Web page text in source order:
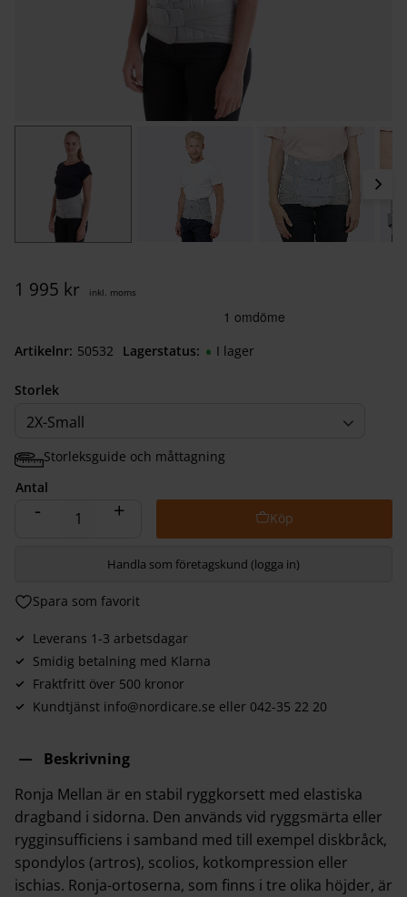
1 995 kr
Storlek
2X-Small
Storleksguide och måttagning
Antal
+
-
Lägg till i favoriter
Handla som företagskund (logga in)
Leverans 1-3 arbetsdagar
Smidig betalning med Klarna
Fraktfritt över 500 kronor
Kundtjänst info@nordicare.se eller 042-35 22 20
Lagerstatus I lager
Artikelnr 505322620
Beskrivning
Ronja Mellan är en stabil ryggkorsett med elastiska
dragband i sidorna. Den används vid ryggsmärta eller
rygginsufficiens i samband med till exempel diskbråck,
spondylos (artros), scolios, kotkompression eller
ischias. Ronja-ortoserna, som finns i tre olika höjder, är